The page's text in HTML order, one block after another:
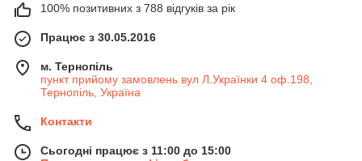
100% позитивних з 788 відгуків за рік
Працює з 30.05.2016
м. Тернопіль
пункт прийому замовлень вул Л.Українки 4 оф.198,
Тернопіль, Україна
Контакти
Сьогодні працює з 11:00 до 15:00